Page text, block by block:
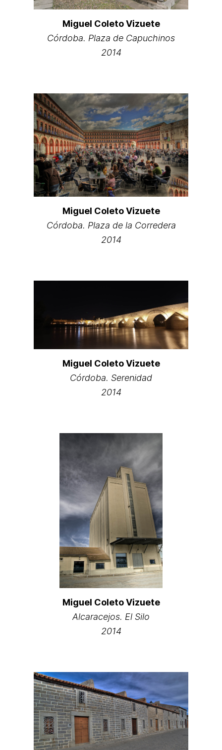
Miguel Coleto Vizuete
Córdoba. Plaza de Capuchinos
2014
Miguel Coleto Vizuete
Córdoba. Plaza de la Corredera
2014
Miguel Coleto Vizuete
Córdoba. Serenidad
2014
Miguel Coleto Vizuete
Alcaracejos. El Silo
2014